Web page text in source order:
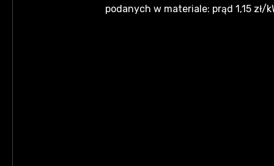
podanych w materiale: prąd 1,15 zł/